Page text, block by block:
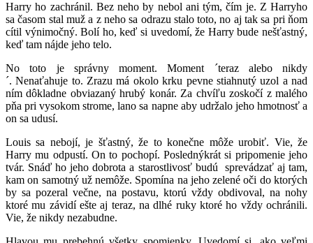
Harry ho zachránil. Bez neho by nebol ani tým, čím je. Z Harryho
sa časom stal muž a z neho sa odrazu stalo toto, no aj tak sa pri ňom
cítil výnimočný. Bolí ho, keď si uvedomí, že Harry bude nešťastný,
keď tam nájde jeho telo.
No toto je správny moment. Moment ´teraz alebo nikdy
´. Nenaťahuje to. Zrazu má okolo krku pevne stiahnutý uzol a nad
ním dôkladne obviazaný hrubý konár. Za chvíľu zoskočí z malého
pňa pri vysokom strome, lano sa napne aby udržalo jeho hmotnosť a
on sa udusí.
Louis sa nebojí, je šťastný, že to konečne môže urobiť. Vie, že
Harry mu odpustí. On to pochopí. Poslednýkrát si pripomenie jeho
tvár. Snáď ho jeho dobrota a starostlivosť budú sprevádzať aj tam,
kam on samotný už nemôže. Spomína na jeho zelené oči do ktorých
by sa pozeral večne, na postavu, ktorú vždy obdivoval, na nohy
ktoré mu závidí ešte aj teraz, na dlhé ruky ktoré ho vždy ochránili.
Vie, že nikdy nezabudne.